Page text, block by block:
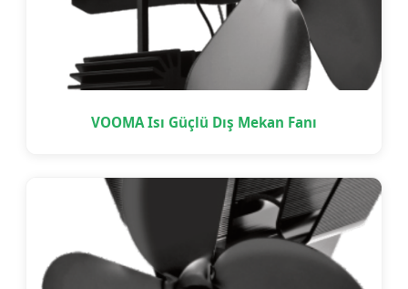
VOOMA Isı Güçlü Dış Mekan Fanı